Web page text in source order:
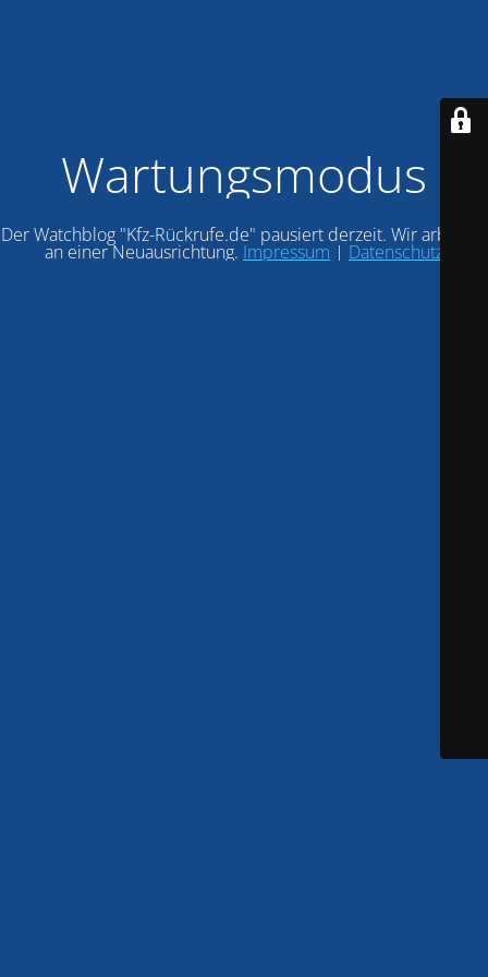
Wartungsmodus
Der Watchblog "Kfz-Rückrufe.de" pausiert derzeit. Wir arbeiten
an einer Neuausrichtung. Impressum | Datenschutz